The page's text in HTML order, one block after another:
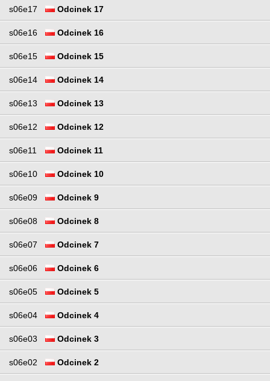
s06e17 Odcinek 17
s06e16 Odcinek 16
s06e15 Odcinek 15
s06e14 Odcinek 14
s06e13 Odcinek 13
s06e12 Odcinek 12
s06e11 Odcinek 11
s06e10 Odcinek 10
s06e09 Odcinek 9
s06e08 Odcinek 8
s06e07 Odcinek 7
s06e06 Odcinek 6
s06e05 Odcinek 5
s06e04 Odcinek 4
s06e03 Odcinek 3
s06e02 Odcinek 2